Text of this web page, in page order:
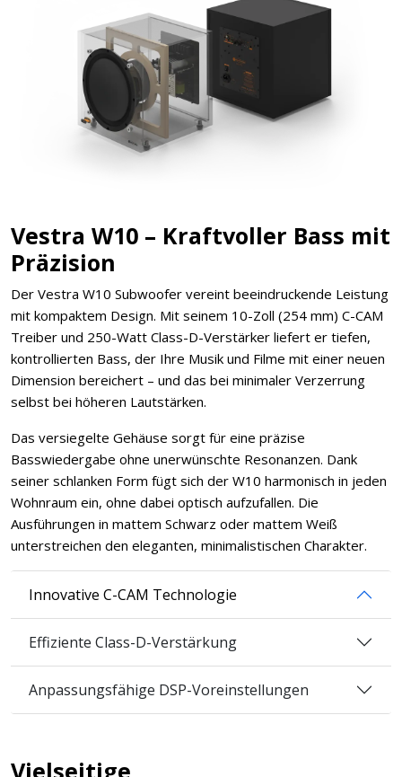
Vestra W10 – Kraftvoller Bass mit
Präzision
Der Vestra W10 Subwoofer vereint beeindruckende Leistung
mit kompaktem Design. Mit seinem 10-Zoll (254 mm) C-CAM
Treiber und 250-Watt Class-D-Verstärker liefert er tiefen,
kontrollierten Bass, der Ihre Musik und Filme mit einer neuen
Dimension bereichert – und das bei minimaler Verzerrung
selbst bei höheren Lautstärken.
Das versiegelte Gehäuse sorgt für eine präzise
Basswiedergabe ohne unerwünschte Resonanzen. Dank
seiner schlanken Form fügt sich der W10 harmonisch in jeden
Wohnraum ein, ohne dabei optisch aufzufallen. Die
Ausführungen in mattem Schwarz oder mattem Weiß
unterstreichen den eleganten, minimalistischen Charakter.
Innovative C-CAM Technologie
Effiziente Class-D-Verstärkung
Anpassungsfähige DSP-Voreinstellungen
Vielseitige